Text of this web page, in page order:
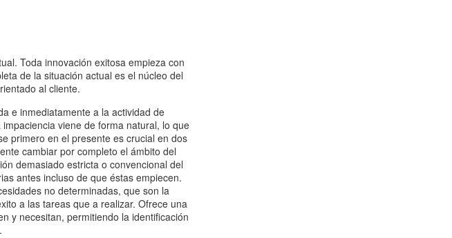
Toda innovación exitosa empieza con
de la situación actual es el núcleo del
al cliente.
e inmediatamente a la actividad de
viene de forma natural, lo que
primero en el presente es crucial en dos
cambiar por completo el ámbito del
demasiado estricta o convencional del
antes incluso de que éstas empiecen.
no determinadas, que son la
a las tareas que a realizar. Ofrece una
y necesitan, permitiendo la identificación